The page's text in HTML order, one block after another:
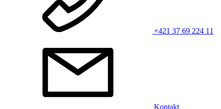
+421 37 69 224 11
Kontakt